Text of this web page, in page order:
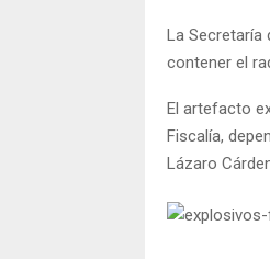
La Secretaría
contener el
El artefacto
Fiscalía,
Lázaro